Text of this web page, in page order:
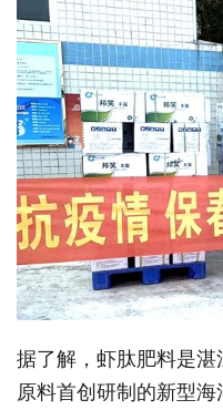
据了解，虾肽肥料是
原料首创研制的新型海